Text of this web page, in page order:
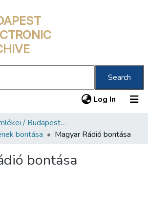
Search
Log In (current)
A jövő emlékei / Budapest ma
bontása
Magyar Rádió bontása
bontása